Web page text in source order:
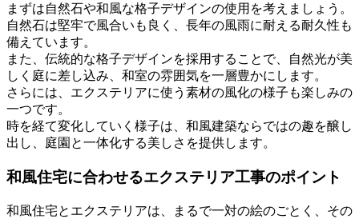
まずは自然石や和風な格子デザインの使用を考えましょう。
自然石は堅牢で風合いも良く、長年の風雨に耐える耐久性も
備えています。
また、伝統的な格子デザインを採用することで、自然光が美
しく庭に差し込み、和室の雰囲気を一層豊かにします。
さらには、エクステリアに使う素材の風化の様子も楽しみの
一つです。
時を経て変化していく様子は、和風建築ならではの趣を醸し
出し、庭園と一体化する美しさを提供します。
和風住宅に合わせるエクステリア工事のポイント
和風住宅とエクステリアは、まるで一対の絵のごとく、その